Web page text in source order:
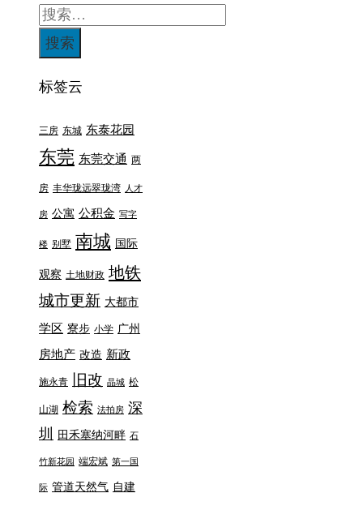
标签云
三房 东城 东泰花园
东莞 东莞交通 两
房 丰华珑远翠珑湾 人才
房 公寓 公积金 写字
楼 别墅 南城 国际
观察 土地财政 地铁
城市更新 大都市
学区 寮步 小学 广州
房地产 改造 新政
施永青 旧改 晶城 松
山湖 检索 法拍房 深
圳
田禾塞纳河畔 石
竹新花园 端宏斌 第一国
际 管道天然气 自建